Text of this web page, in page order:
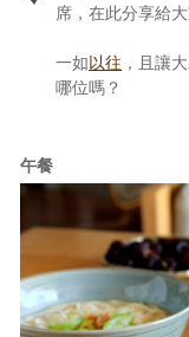
席，在此分享給大
一如以往 ，且讓
哪位嗎？
午餐